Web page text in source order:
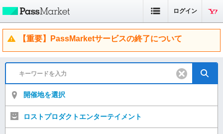
ログイン
【重要】PassMarketサービスの終了について
開催地を選択
ロストプロダクトエンターテイメント